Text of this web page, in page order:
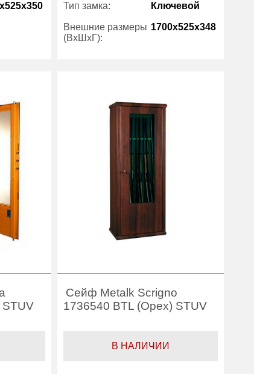
Тип замка: Ключевой
Внешние размеры
(ВхШхГ):
1700x525x348
Сейф Metalk Scrigno
1736540 BTL (Орех) STUV
В НАЛИЧИИ